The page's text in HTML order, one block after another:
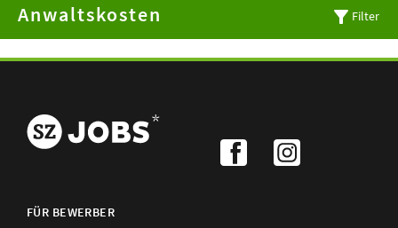
Anwaltskosten Filter
FÜR BEWERBER